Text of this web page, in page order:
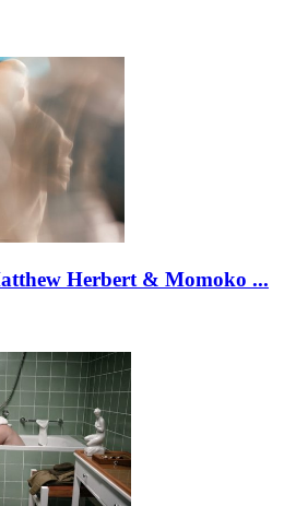
Herbert & Momoko ...